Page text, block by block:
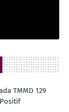
TMMD 129